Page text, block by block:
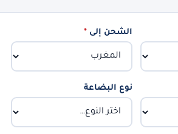
الشحن إلى*
نوع البضاعة